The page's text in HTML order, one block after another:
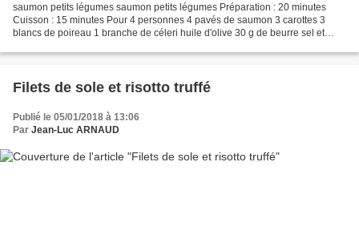
saumon petits légumes saumon petits légumes Préparation : 20 minutes
Cuisson : 15 minutes Pour 4 personnes 4 pavés de saumon 3 carottes 3
blancs de poireau 1 branche de céleri huile d'olive 30 g de beurre sel et
Filets de sole et risotto truffé
Publié le 05/01/2018 à 13:06
Par Jean-Luc ARNAUD